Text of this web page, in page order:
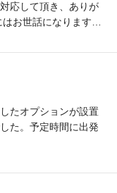
応して頂き、ありが
お世話になります。
たオプションが設置
た。予定時間に出発